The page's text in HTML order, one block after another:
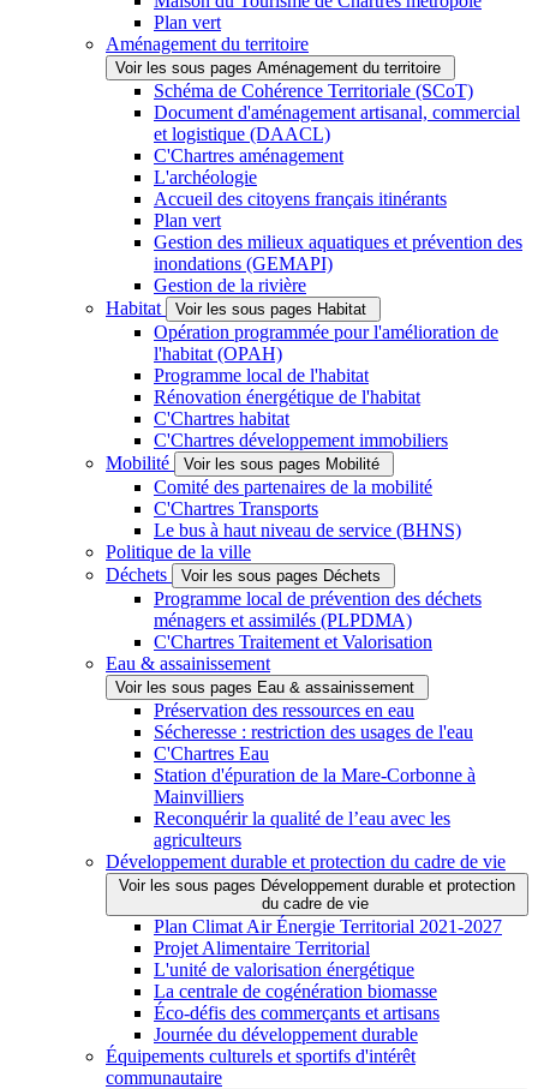
Plan vert
Aménagement du territoire
Voir les sous pages Aménagement du territoire
Schéma de Cohérence Territoriale (SCoT)
Document d'aménagement artisanal, commercial
et logistique (DAACL)
C'Chartres aménagement
L'archéologie
Accueil des citoyens français itinérants
Plan vert
Gestion des milieux aquatiques et prévention des
inondations (GEMAPI)
Gestion de la rivière
Habitat
Voir les sous pages Habitat
Opération programmée pour l'amélioration de
l'habitat (OPAH)
Programme local de l'habitat
Rénovation énergétique de l'habitat
C'Chartres habitat
C'Chartres développement immobiliers
Mobilité
Voir les sous pages Mobilité
Comité des partenaires de la mobilité
C'Chartres Transports
Le bus à haut niveau de service (BHNS)
Politique de la ville
Déchets
Voir les sous pages Déchets
Programme local de prévention des déchets
ménagers et assimilés (PLPDMA)
C'Chartres Traitement et Valorisation
Eau & assainissement
Voir les sous pages Eau & assainissement
Préservation des ressources en eau
Sécheresse : restriction des usages de l'eau
C'Chartres Eau
Station d'épuration de la Mare-Corbonne à
Mainvilliers
Reconquérir la qualité de l’eau avec les
agriculteurs
Développement durable et protection du cadre de vie
Voir les sous pages Développement durable et protection
du cadre de vie
Plan Climat Air Énergie Territorial 2021-2027
Projet Alimentaire Territorial
L'unité de valorisation énergétique
La centrale de cogénération biomasse
Éco-défis des commerçants et artisans
Journée du développement durable
Équipements culturels et sportifs d'intérêt
communautaire